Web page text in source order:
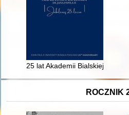
25 lat Akademii Bialskiej im.
ROCZNIK